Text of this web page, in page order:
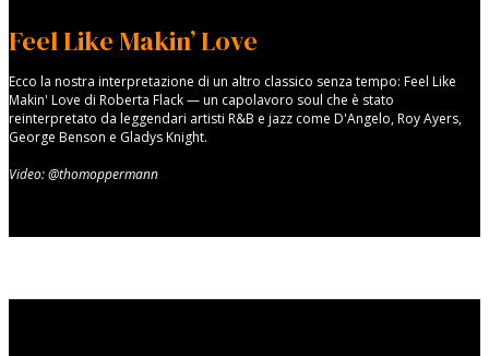
Feel Like Makin’ Love
Ecco la nostra interpretazione di un altro classico senza tempo: Feel Like
Makin' Love di Roberta Flack — un capolavoro soul che è stato
reinterpretato da leggendari artisti R&B e jazz come D'Angelo, Roy Ayers,
George Benson e Gladys Knight.
Video: @thomoppermann